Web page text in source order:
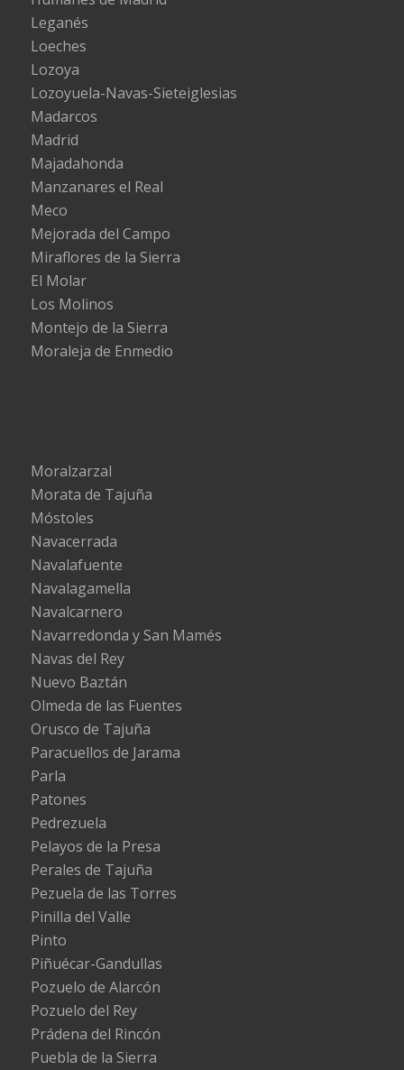
Leganés
Loeches
Lozoya
Lozoyuela-Navas-Sieteiglesias
Madarcos
Madrid
Majadahonda
Manzanares el Real
Meco
Mejorada del Campo
Miraflores de la Sierra
El Molar
Los Molinos
Montejo de la Sierra
Moraleja de Enmedio
Moralzarzal
Morata de Tajuña
Móstoles
Navacerrada
Navalafuente
Navalagamella
Navalcarnero
Navarredonda y San Mamés
Navas del Rey
Nuevo Baztán
Olmeda de las Fuentes
Orusco de Tajuña
Paracuellos de Jarama
Parla
Patones
Pedrezuela
Pelayos de la Presa
Perales de Tajuña
Pezuela de las Torres
Pinilla del Valle
Pinto
Piñuécar-Gandullas
Pozuelo de Alarcón
Pozuelo del Rey
Prádena del Rincón
Puebla de la Sierra